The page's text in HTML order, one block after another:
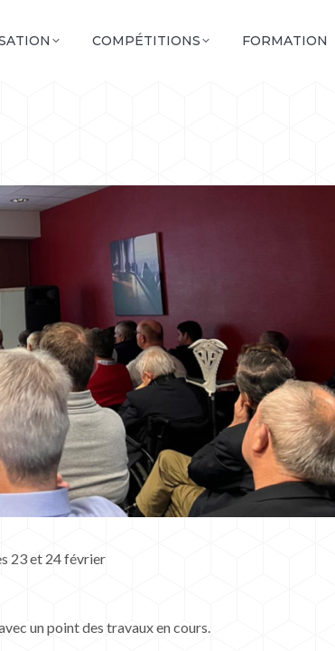
COMPÉTITIONS FORMATION
23 et 24 février
un point des travaux en cours.